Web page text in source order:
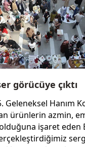
görücüye çıktı
Geleneksel Hanım
ürünlerin azmin,
işaret eden